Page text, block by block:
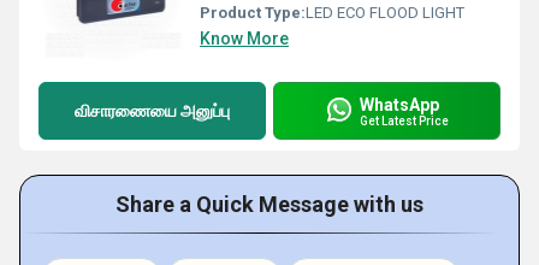
Product Type:LED ECO FLOOD LIGHT
Know More
விசாரணையை அனுப்பு WhatsApp
Get Latest Price
Share a Quick Message with us